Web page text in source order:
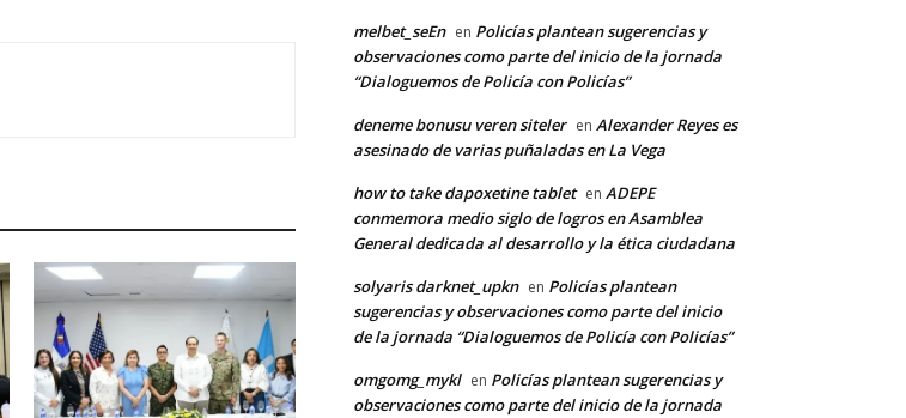
melbet_seEn en Policías plantean sugerencias y
observaciones como parte del inicio de la jornada
“Dialoguemos de Policía con Policías”
deneme bonusu veren siteler en Alexander Reyes es
asesinado de varias puñaladas en La Vega
how to take dapoxetine tablet en ADEPE
conmemora medio siglo de logros en Asamblea
General dedicada al desarrollo y la ética ciudadana
solyaris darknet_upkn en Policías plantean
sugerencias y observaciones como parte del inicio
de la jornada “Dialoguemos de Policía con Policías”
omgomg_mykl en Policías plantean sugerencias y
observaciones como parte del inicio de la jornada